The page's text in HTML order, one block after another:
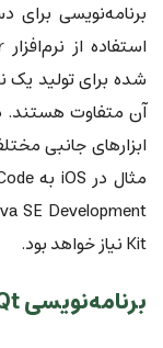
شده برای تولید یک
آن متفاوت
ابزارهای جانبی
SE Development
Kit نیاز خواهد بود.
برنامه‌نویسی Qt در ویندوز و لینوکس